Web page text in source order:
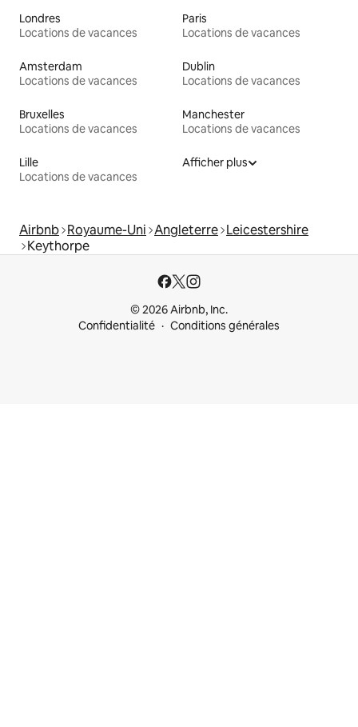
Londres
Locations de vacances
Paris
Locations de vacances
Amsterdam
Locations de vacances
Dublin
Locations de vacances
Bruxelles
Locations de vacances
Manchester
Locations de vacances
Lille
Locations de vacances
Afficher plus
Airbnb Royaume-Uni Angleterre Leicestershire
Keythorpe
© 2026 Airbnb, Inc.
Confidentialité
Conditions générales